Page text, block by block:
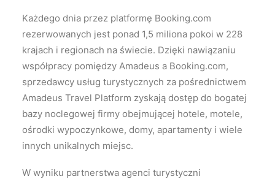
Każdego dnia przez platformę Booking.com
rezerwowanych jest ponad 1,5 miliona pokoi w 228
krajach i regionach na świecie. Dzięki nawiązaniu
współpracy pomiędzy Amadeus a Booking.com,
sprzedawcy usług turystycznych za pośrednictwem
Amadeus Travel Platform zyskają dostęp do bogatej
bazy noclegowej firmy obejmującej hotele, motele,
ośrodki wypoczynkowe, domy, apartamenty i wiele
innych unikalnych miejsc.
W wyniku partnerstwa agenci turystyczni